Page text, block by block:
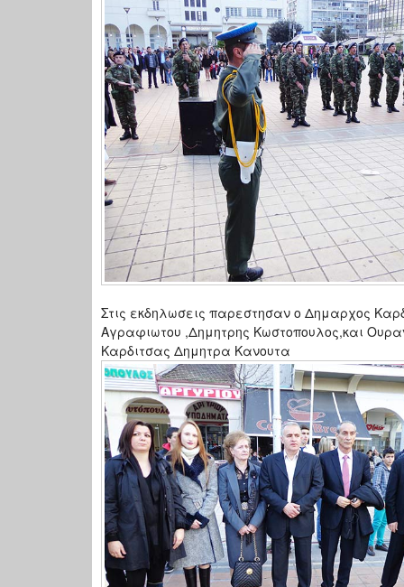
Στις εκδηλωσεις παρεστησαν ο Δημαρχος
Αγραφιωτου ,Δημητρης Κωστοπουλος,και
Καρδιτσας Δημητρα Κανουτα